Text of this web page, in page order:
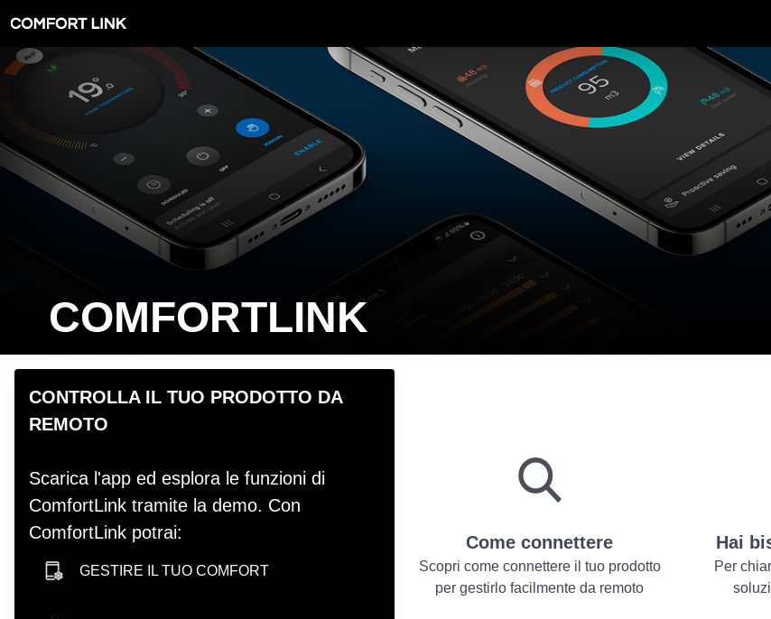
COMFORTLINK
CONTROLLA IL TUO PRODOTTO DA
REMOTO
Scarica l'app ed esplora le funzioni di
ComfortLink tramite la demo. Con
ComfortLink potrai:
GESTIRE IL TUO COMFORT
Come connettere
Scopri come connettere il tuo prodotto
per gestirlo facilmente da remoto
Hai
Per